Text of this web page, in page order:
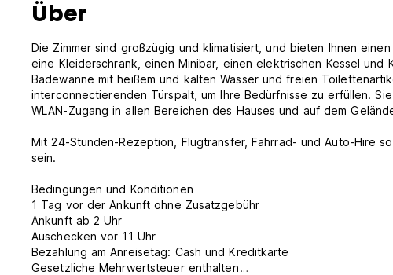
Über
Die Zimmer sind großzügig und klimatisiert, und bieten Ihnen
eine Kleiderschrank, einen Minibar, einen elektrischen Kessel
Badewanne mit heißem und kalten Wasser und freien
interconnectierenden Türspalt, um Ihre Bedürfnisse zu erfüllen.
WLAN-Zugang in allen Bereichen des Hauses und auf dem
Mit 24-Stunden-Rezeption, Flugtransfer, Fahrrad- und Auto-Hire
sein.
Bedingungen und Konditionen
1 Tag vor der Ankunft ohne Zusatzgebühr
Ankunft ab 2 Uhr
Auschecken vor 11 Uhr
Bezahlung am Anreisetag: Cash und Kreditkarte
Gesetzliche Mehrwertsteuer enthalten